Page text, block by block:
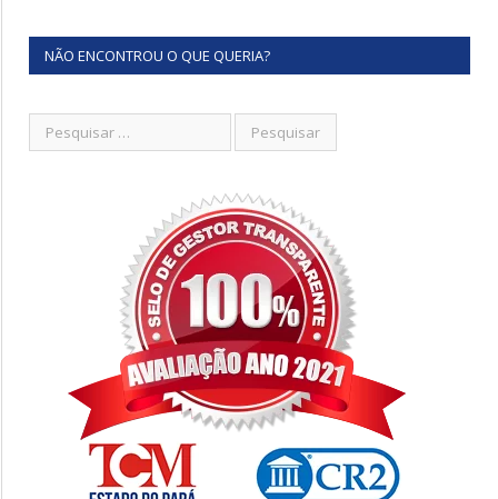
NÃO ENCONTROU O QUE QUERIA?